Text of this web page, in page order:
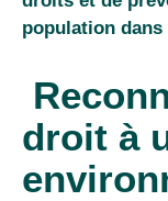
population
droit à